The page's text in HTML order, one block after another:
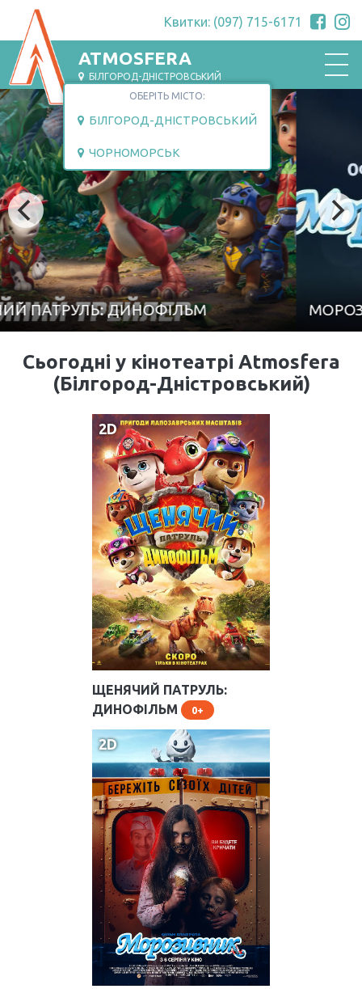
Квитки: (097) 715-6171
ATMOSFERA
БІЛГОРОД-ДНІСТРОВСЬКИЙ
ОБЕРІТЬ МІСТО:
БІЛГОРОД-ДНІСТРОВСЬКИЙ
ЧОРНОМОРСЬК
МОРОЗИВНИК
Сьогодні у кінотеатрі Atmosfera
(Білгород-Дністровський)
2D
Розклад на сьогодні
Зал Кораловий
12:10,14:00
ЩЕНЯЧИЙ ПАТРУЛЬ:
ДИНОФІЛЬМ
0
2D